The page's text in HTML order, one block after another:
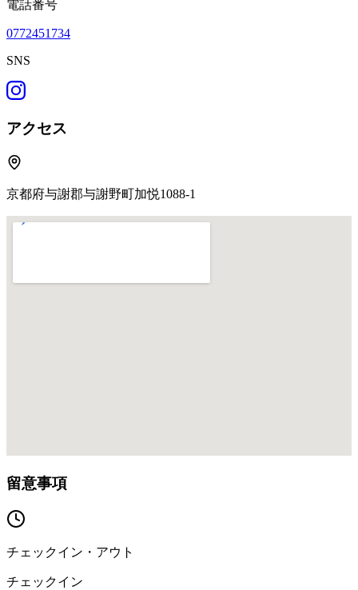
電話番号
0772451734
SNS
アクセス
京都府与謝郡与謝野町加悦1088-1
留意事項
チェックイン・アウト
チェックイン